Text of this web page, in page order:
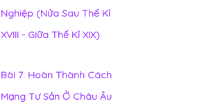
Nghiệp (Nửa Sau Thế Kỉ
XVIII - Giữa Thế Kỉ XIX)
Bài 7: Hoàn Thành Cách
Mạng Tư Sản Ở Châu Âu